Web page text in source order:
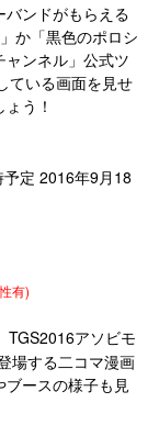
バンドがもらえる
か「黒色のポロシ
ャンネル」公式ツ
ている画面を見せ
う！
定 2016年9月18
有)
TGS2016アソビモ
場する二コマ漫画
ースの様子も見